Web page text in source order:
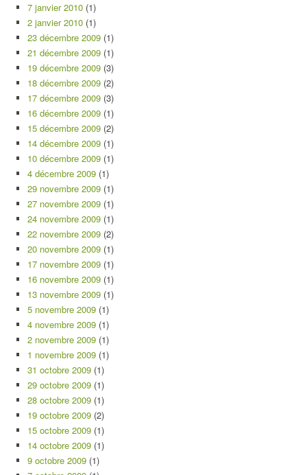
7 janvier 2010 (1)
2 janvier 2010 (1)
23 décembre 2009 (1)
21 décembre 2009 (1)
19 décembre 2009 (3)
18 décembre 2009 (2)
17 décembre 2009 (3)
16 décembre 2009 (1)
15 décembre 2009 (2)
14 décembre 2009 (1)
10 décembre 2009 (1)
4 décembre 2009 (1)
29 novembre 2009 (1)
27 novembre 2009 (1)
24 novembre 2009 (1)
22 novembre 2009 (2)
20 novembre 2009 (1)
17 novembre 2009 (1)
16 novembre 2009 (1)
13 novembre 2009 (1)
5 novembre 2009 (1)
4 novembre 2009 (1)
2 novembre 2009 (1)
1 novembre 2009 (1)
31 octobre 2009 (1)
29 octobre 2009 (1)
28 octobre 2009 (1)
19 octobre 2009 (2)
15 octobre 2009 (1)
14 octobre 2009 (1)
9 octobre 2009 (1)